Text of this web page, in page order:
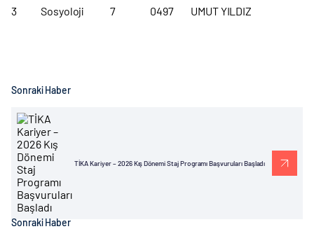
3 Sosyoloji 7 0497 UMUT YILDIZ
Sonraki Haber
TİKA Kariyer – 2026 Kış Dönemi Staj Programı Başvuruları Başladı
Sonraki Haber